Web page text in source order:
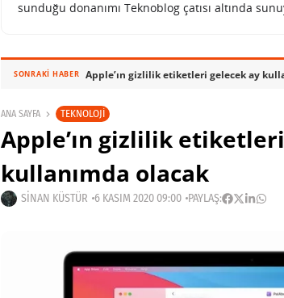
sunduğu donanımı Teknoblog çatısı altında
SONRAKI HABER Apple’ın gizlilik etiketleri gelecek ay
ANA SAYFA TEKNOLOJI
Apple’ın gizlilik
kullanımda olacak
SINAN KÜSTÜR 6 KASIM 2020 09:00 PAYLAŞ: